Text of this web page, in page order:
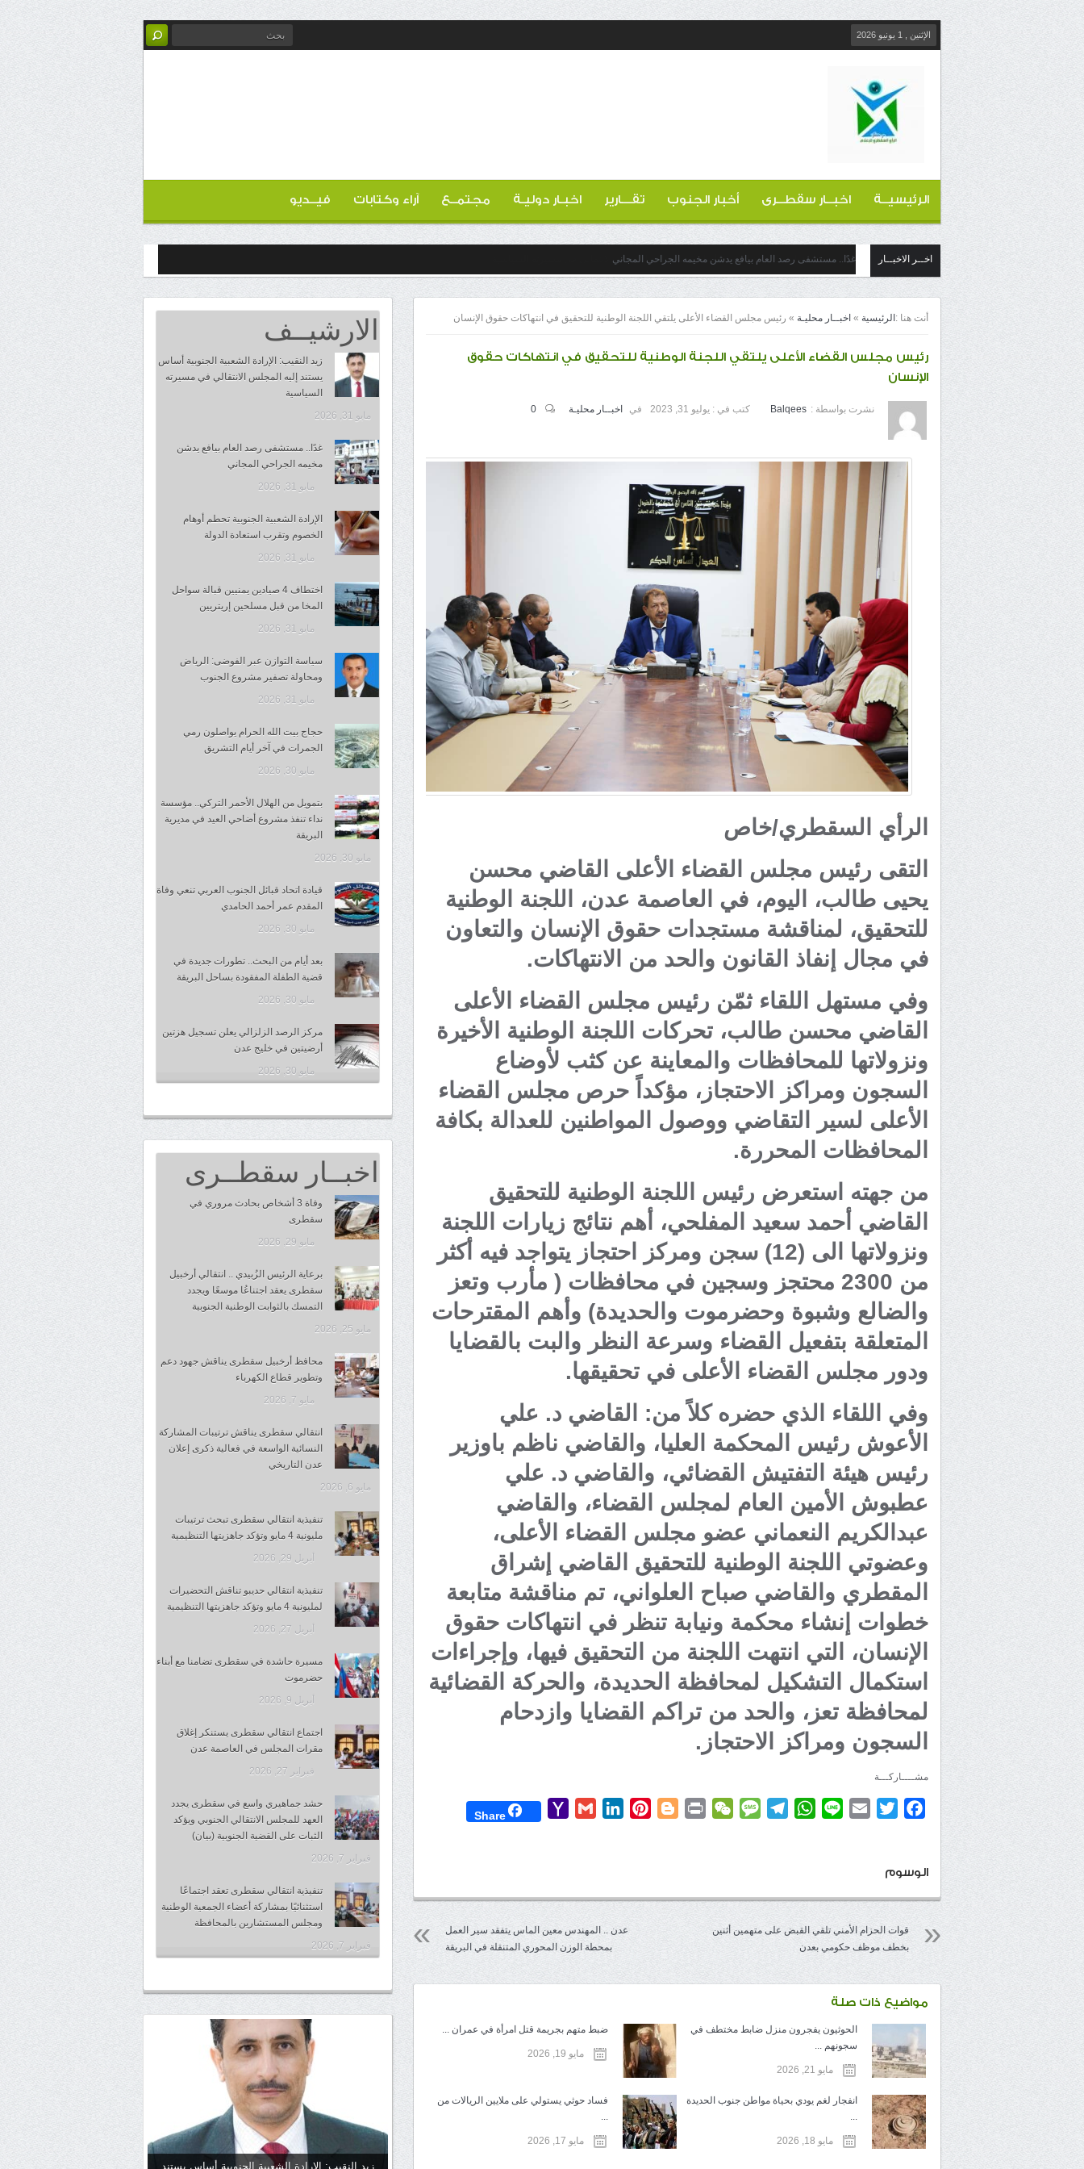
الإثنين , 1 يونيو 2026
الرئيسيــة اخبــار سقطــرى أخبار الجنوب تقـــارير اخبـار دوليـة مجتمــع آراء وكتابات فيــديو
اخــر الاخبــار غدًا.. مستشفى رصد العام بيافع يدشن مخيمه الجراحي المجاني
أنت هنا : الرئيسية » اخبــار محليـة » رئيس مجلس القضاء الأعلى يلتقي اللجنة الوطنية للتحقيق في انتهاكات حقوق الإنسان
رئيس مجلس القضاء الأعلى يلتقي اللجنة الوطنية للتحقيق في انتهاكات حقوق
الإنسان
نشرت بواسطة : Balqees كتب في : يوليو 31, 2023 في اخبــار محليـة 0
الرأي السقطري/خاص
التقى رئيس مجلس القضاء الأعلى القاضي محسن
يحيى طالب، اليوم، في العاصمة عدن، اللجنة الوطنية
للتحقيق، لمناقشة مستجدات حقوق الإنسان والتعاون
في مجال إنفاذ القانون والحد من الانتهاكات.
وفي مستهل اللقاء ثمّن رئيس مجلس القضاء الأعلى
القاضي محسن طالب، تحركات اللجنة الوطنية الأخيرة
ونزولاتها للمحافظات والمعاينة عن كثب لأوضاع
السجون ومراكز الاحتجاز، مؤكداً حرص مجلس القضاء
الأعلى لسير التقاضي ووصول المواطنين للعدالة بكافة
المحافظات المحررة.
من جهته استعرض رئيس اللجنة الوطنية للتحقيق
القاضي أحمد سعيد المفلحي، أهم نتائج زيارات اللجنة
ونزولاتها الى (12) سجن ومركز احتجاز يتواجد فيه أكثر
من 2300 محتجز وسجين في محافظات ( مأرب وتعز
والضالع وشبوة وحضرموت والحديدة) وأهم المقترحات
المتعلقة بتفعيل القضاء وسرعة النظر والبت بالقضايا
ودور مجلس القضاء الأعلى في تحقيقها.
وفي اللقاء الذي حضره كلاً من: القاضي د. علي
الأعوش رئيس المحكمة العليا، والقاضي ناظم باوزير
رئيس هيئة التفتيش القضائي، والقاضي د. علي
عطبوش الأمين العام لمجلس القضاء، والقاضي
عبدالكريم النعماني عضو مجلس القضاء الأعلى،
وعضوتي اللجنة الوطنية للتحقيق القاضي إشراق
المقطري والقاضي صباح العلواني، تم مناقشة متابعة
خطوات إنشاء محكمة ونيابة تنظر في انتهاكات حقوق
الإنسان، التي انتهت اللجنة من التحقيق فيها، وإجراءات
استكمال التشكيل لمحافظة الحديدة، والحركة القضائية
لمحافظة تعز، والحد من تراكم القضايا وازدحام
السجون ومراكز الاحتجاز.
مشــــاركـــة
Facebook
Twitter
Email
Line
WhatsApp
Telegram
Message
WeChat
Print
Blogger
Pinterest
LinkedIn
Gmail
Yahoo
Share
الوسوم
عدن .. المهندس معين الماس يتفقد سير العمل
بمحطة الوزن المحوري المتنقلة في البريقة
قوات الحزام الأمني تلقي القبض على متهمين أثنين
بخطف موظف حكومي بعدن
مواضيع ذات صلة
الحوثيون يفجرون منزل ضابط مختطف في
سجونهم ...
مايو 21, 2026
ضبط متهم بجريمة قتل امرأة في عمران ...
مايو 19, 2026
انفجار لغم يودي بحياة مواطن جنوب الحديدة
مايو 18, 2026
فساد حوثي يستولي على ملايين الريالات من
مايو 17, 2026
الارشيــف
زيد النقيب: الإرادة الشعبية الجنوبية أساس
يستند إليه المجلس الانتقالي في مسيرته
السياسية
مايو 31, 2026
غدًا.. مستشفى رصد العام بيافع يدشن
مخيمه الجراحي المجاني
مايو 31, 2026
الإرادة الشعبية الجنوبية تحطم أوهام
الخصوم وتقرب استعادة الدولة
مايو 31, 2026
اختطاف 4 صيادين يمنيين قبالة سواحل
المخا من قبل مسلحين إريتريين
مايو 31, 2026
سياسة التوازن عبر الفوضى: الرياض
ومحاولة تصفير مشروع الجنوب
مايو 31, 2026
حجاج بيت الله الحرام يواصلون رمي
الجمرات في آخر أيام التشريق
مايو 30, 2026
بتمويل من الهلال الأحمر التركي.. مؤسسة
نداء تنفذ مشروع أضاحي العيد في مديرية
البريقة
مايو 30, 2026
قيادة اتحاد قبائل الجنوب العربي تنعي وفاة
المقدم عمر أحمد الحامدي
مايو 30, 2026
بعد أيام من البحث.. تطورات جديدة في
قضية الطفلة المفقودة بساحل البريقة
مايو 30, 2026
مركز الرصد الزلزالي يعلن تسجيل هزتين
أرضيتين في خليج عدن
مايو 30, 2026
اخبــار سقطــرى
وفاة 3 أشخاص بحادث مروري في
سقطرى
مايو 29, 2026
برعاية الرئيس الزُبيدي .. انتقالي أرخبيل
سقطرى يعقد اجتناعُا موسعًا ويجدد
التمسك بالثوابت الوطنية الجنوبية
مايو 25, 2026
محافظ أرخبيل سقطرى يناقش جهود دعم
وتطوير قطاع الكهرباء
مايو 7, 2026
انتقالي سقطرى يناقش ترتيبات المشاركة
النسائية الواسعة في فعالية ذكرى إعلان
عدن التاريخي
مايو 6, 2026
تنفيذية انتقالي سقطرى تبحث ترتيبات
مليونية 4 مايو وتؤكد جاهزيتها التنظيمية
أبريل 29, 2026
تنفيذية انتقالي حديبو تناقش التحضيرات
لمليونية 4 مايو وتؤكد جاهزيتها التنظيمية
أبريل 27, 2026
مسيرة حاشدة في سقطرى تضامنا مع أبناء
حضرموت
أبريل 9, 2026
اجتماع انتقالي سقطرى يستنكر إغلاق
مقرات المجلس في العاصمة عدن
فبراير 27, 2026
حشد جماهيري واسع في سقطرى يجدد
العهد للمجلس الانتقالي الجنوبي ويؤكد
الثبات على القضية الجنوبية (بيان)
فبراير 7, 2026
تنفيذية انتقالي سقطرى تعقد اجتماعًا
استثنائيًا بمشاركة أعضاء الجمعية الوطنية
ومجلس المستشارين بالمحافظة
فبراير 7, 2026
زيد النقيب: الإرادة الشعبية الجنوبية أساس يستند